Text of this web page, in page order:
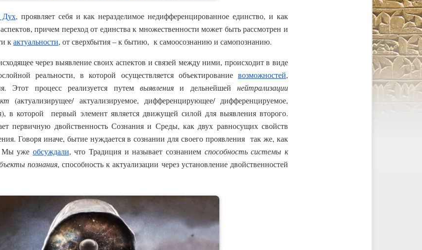
Дух, проявляет себя и как неразделимое недифференцированное единство, и как
аспектов, причем переход от единства к множественности может быть рассмотрен и
кактуальности, от сверхбытия – к бытию, к самоосознанию и самопознанию.
через выявление своих аспектов и связей между ними, происходит в виде
реальности, в которой осуществляется объектирование возможностей,
Этот процесс реализуется путем выявленияи дельнейшей нейтрализации
(актуализирущее/ актуализируемое, дифференцирующее/ дифференцируемое,
в которой первый элемент является движущей силой для выявления второго.
первичную двойственность Сознания и Среды, как двух равносущих свойств
Говоря иначе, бытие нуждается в сознании для своего проявления так же, как
Мы уже обсуждали, что Традиция и называет сознанием способность системы к
познания, способность к актуализации через установление двойственностей